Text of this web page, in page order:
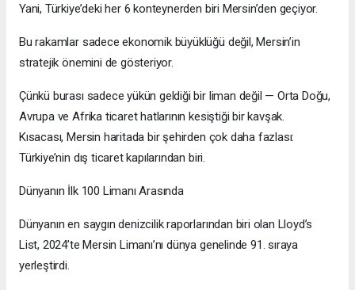
Yani, Türkiye’deki her 6 konteynerden biri Mersin’den geçiyor.
Bu rakamlar sadece ekonomik büyüklüğü değil, Mersin’in
stratejik önemini de gösteriyor.
Çünkü burası sadece yükün geldiği bir liman değil — Orta Doğu,
Avrupa ve Afrika ticaret hatlarının kesiştiği bir kavşak.
Kısacası, Mersin haritada bir şehirden çok daha fazlası:
Türkiye’nin dış ticaret kapılarından biri.
Dünyanın İlk 100 Limanı Arasında
Dünyanın en saygın denizcilik raporlarından biri olan Lloyd’s
List, 2024’te Mersin Limanı’nı dünya genelinde 91. sıraya
yerleştirdi.